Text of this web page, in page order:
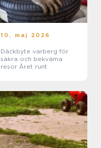
10. maj 2026
Däckbyte varberg för
säkra och bekväma
resor Året runt